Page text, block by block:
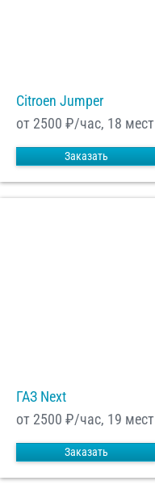
Citroen Jumper
от 2500 ₽/час, 18 мест
Заказать
ГАЗ Next
от 2500 ₽/час, 19 мест
Заказать